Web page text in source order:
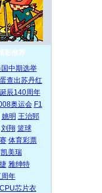
彩推荐
中期选举
查出苏丹红
辰140周年
奥运会 F1
姚明 王治郅
刘翔 篮球
体育彩票
凯美瑞
雅绅特
周年
芯片衣